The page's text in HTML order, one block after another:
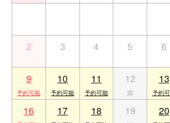
2 3 4 5 6
9 10 11 12 13
16 17 18 19 20